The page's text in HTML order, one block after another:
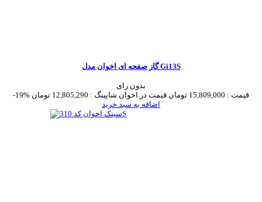
گاز صفحه ای اخوان مدل Gi13S
بدون رای
-19%
قیمت : 15,809,000 تومان قیمت در اخوان شاپینگ : 12,805,290 تومان
اضافه به سبد خرید